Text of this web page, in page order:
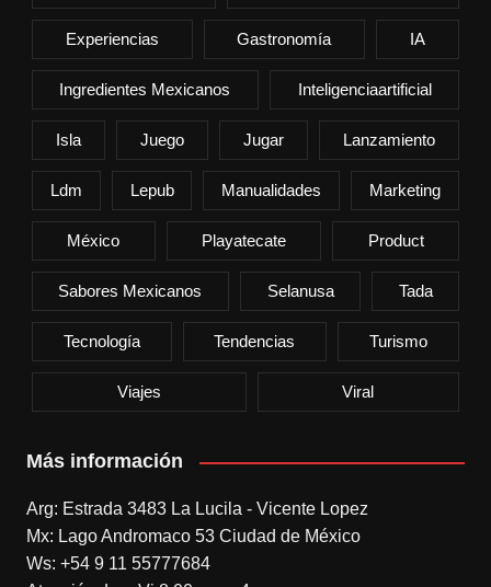
Experiencias Gastronomía IA
Ingredientes Mexicanos Inteligenciaartificial
Isla Juego Jugar Lanzamiento
Ldm Lepub Manualidades Marketing
México Playatecate Product
Sabores Mexicanos Selanusa Tada
Tecnología Tendencias Turismo
Viajes Viral
Más información
Arg: Estrada 3483 La Lucila - Vicente Lopez
Mx: Lago Andromaco 53 Ciudad de México
Ws: +54 9 11 55777684